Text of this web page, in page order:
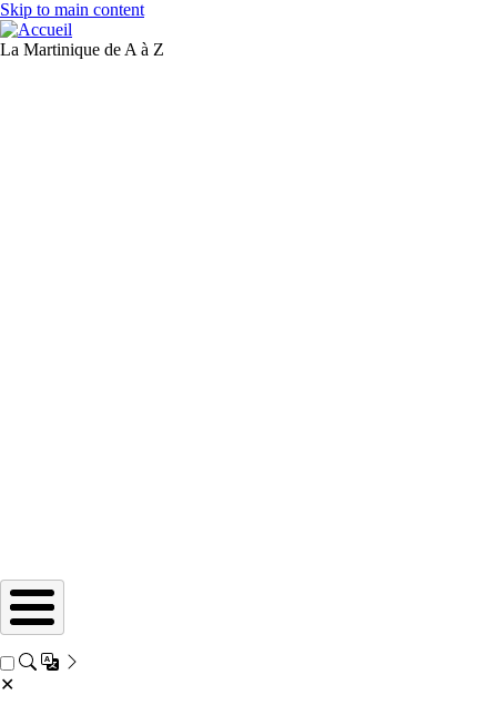
Skip to main content
La Martinique de A à Z
✕